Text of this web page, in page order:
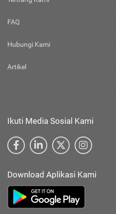
FAQ
Hubungi Kami
Artikel
Ikuti Media Sosial Kami
Download Aplikasi Kami